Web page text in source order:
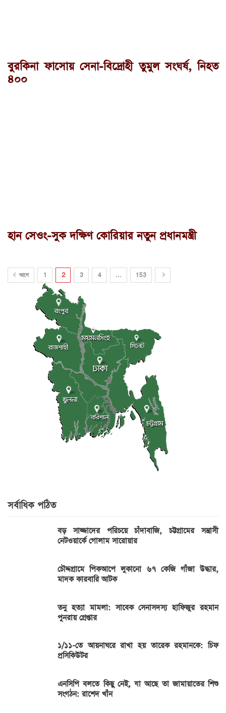
বুরকিনা ফাসোয় সেনা-বিদ্রোহী তুমুল সংঘর্ষ, নিহত
৪০০
হান সেওং-সুক দক্ষিণ কোরিয়ার নতুন প্রধানমন্ত্রী
আগে 1 2 3 4 … 153
সর্বাধিক পঠিত
বড় সাজ্জাদের পরিচয়ে চাঁদাবাজি, চট্টগ্রামের সন্ত্রাসী
নেটওয়ার্কে গোলাম সারোয়ার
চৌদ্দগ্রামে পিকআপে লুকানো ৬৭ কেজি গাঁজা উদ্ধার,
মাদক কারবারি আটক
তনু হত্যা মামলা: সাবেক সেনাসদস্য হাফিজুর রহমান
পুনরায় গ্রেপ্তার
১/১১-তে আয়নাঘরে রাখা হয় তারেক রহমানকে: চিফ
প্রসিকিউটর
এনসিপি বলতে কিছু নেই, যা আছে তা জামায়াতের শিশু
সংগঠন: রাশেদ খাঁন